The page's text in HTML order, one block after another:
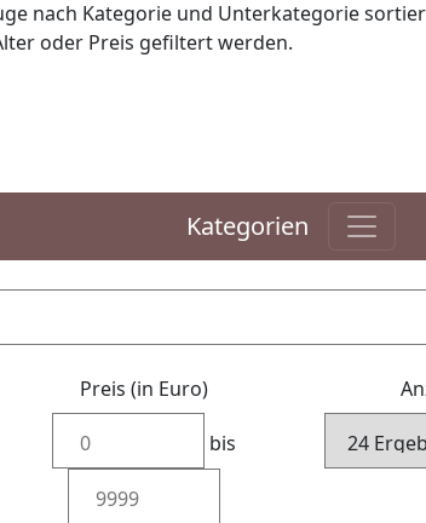
nach Kategorie und Unterkategorie
oder Preis gefiltert werden.
Kategorien
Preis (in Euro)
bis